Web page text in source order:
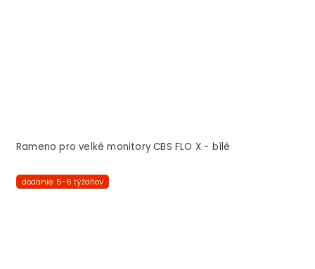
Rameno pro velké monitory CBS FLO X - bílé
dodanie: 5-6 týždňov